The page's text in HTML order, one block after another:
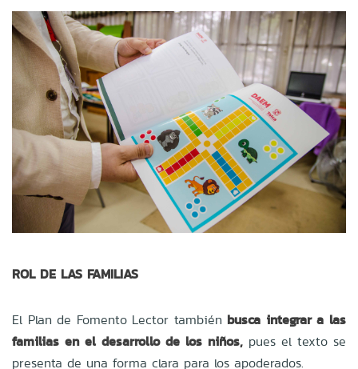
ROL DE LAS FAMILIAS
El Plan de Fomento Lector también busca integrar a las
familias en el desarrollo de los niños, pues el texto se
presenta de una forma clara para los apoderados.